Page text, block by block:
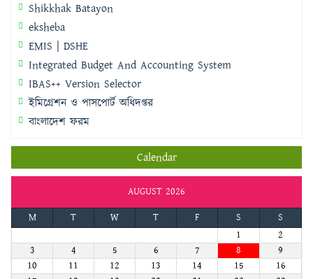
Shikkhak Batayon
eksheba
EMIS | DSHE
Integrated Budget And Accounting System
IBAS++ Version Selector
ইমিগ্রেশন ও পাসপোর্ট অধিদপ্তর
বাংলাদেশ ফরম
Calendar
AUGUST 2026
M
T W T F S
S
1
2
3
4 5 6 7 8
9
10
11 12 13 14 15
16